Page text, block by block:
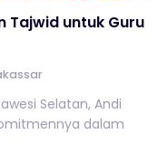
Tajwid untuk Guru
Selatan, Andi
dalam